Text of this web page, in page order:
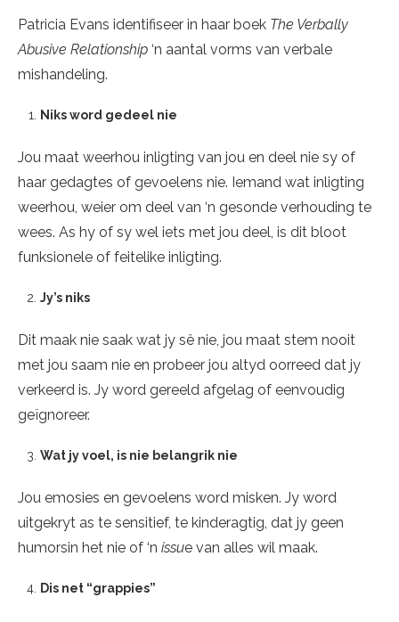
Patricia Evans identifiseer in haar boek The Verbally
Abusive Relationship ‘n aantal vorms van verbale
mishandeling.
Niks word gedeel nie
Jou maat weerhou inligting van jou en deel nie sy of
haar gedagtes of gevoelens nie. Iemand wat inligting
weerhou, weier om deel van ‘n gesonde verhouding te
wees. As hy of sy wel iets met jou deel, is dit bloot
funksionele of feitelike inligting.
Jy’s niks
Dit maak nie saak wat jy sê nie, jou maat stem nooit
met jou saam nie en probeer jou altyd oorreed dat jy
verkeerd is. Jy word gereeld afgelag of eenvoudig
geïgnoreer.
Wat jy voel, is nie belangrik nie
Jou emosies en gevoelens word misken. Jy word
uitgekryt as te sensitief, te kinderagtig, dat jy geen
humorsin het nie of ‘n issue van alles wil maak.
Dis net “grappies”